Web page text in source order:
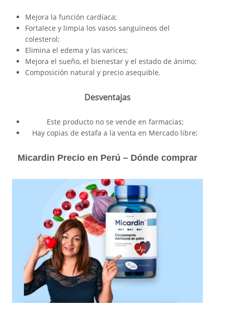
Mejora la función cardíaca;
Fortalece y limpia los vasos sanguíneos del
colesterol;
Elimina el edema y las varices;
Mejora el sueño, el bienestar y el estado de ánimo;
Composición natural y precio asequible.
Desventajas
Este producto no se vende en farmacias;
Hay copias de estafa a la venta en Mercado libre;
Micardin Precio en Perú – Dónde comprar